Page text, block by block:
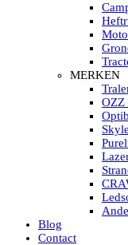
Led
Led
Led
Led
Led
LED
Led
LED
Led
Led
Led
MERKEN
OZZ
Blog
Contact